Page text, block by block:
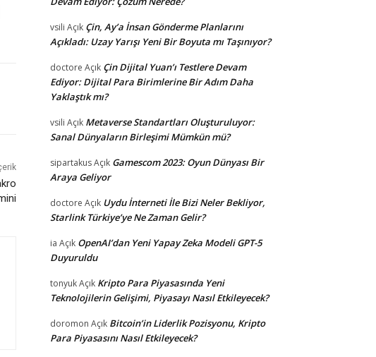
vsili Açık Çin, Ay’a İnsan Gönderme Planlarını
Açıkladı: Uzay Yarışı Yeni Bir Boyuta mı Taşınıyor?
doctore Açık Çin Dijital Yuan’ı Testlere Devam
Ediyor: Dijital Para Birimlerine Bir Adım Daha
Yaklaştık mı?
vsili Açık Metaverse Standartları Oluşturuluyor:
Sanal Dünyaların Birleşimi Mümkün mü?
sipartakusAçık Gamescom 2023: Oyun Dünyası Bir
Araya Geliyor
doctore Açık Uydu İnterneti İle Bizi Neler Bekliyor,
Starlink Türkiye’ye Ne Zaman Gelir?
ia Açık OpenAI’dan Yeni Yapay Zeka Modeli GPT-5
Duyuruldu
tonyukAçık Kripto Para Piyasasında Yeni
Teknolojilerin Gelişimi, Piyasayı Nasıl Etkileyecek?
doromon Açık Bitcoin’in Liderlik Pozisyonu, Kripto
Para Piyasasını Nasıl Etkileyecek?